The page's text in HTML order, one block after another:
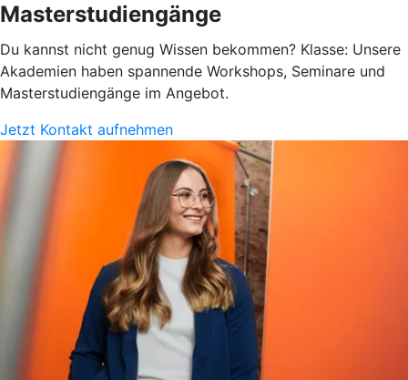
Masterstudiengänge
Du kannst nicht genug Wissen bekommen? Klasse: Unsere
Akademien haben spannende Workshops, Seminare und
Masterstudiengänge im Angebot.
Jetzt Kontakt aufnehmen